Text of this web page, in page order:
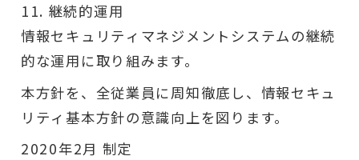
継続的運用
情報セキュリティマネジメントシステムの継続
的な運用に取り組みます。
本方針を、全従業員に周知徹底し、情報セキュ
リティ基本方針の意識向上を図ります。
2020年2月 制定